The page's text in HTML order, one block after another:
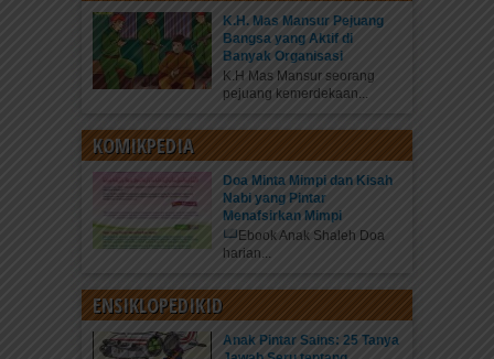
K.H. Mas Mansur Pejuang
Bangsa yang Aktif di
Banyak Organisasi
K.H Mas Mansur seorang
pejuang kemerdekaan...
KOMIKPEDIA
Doa Minta Mimpi dan Kisah
Nabi yang Pintar
Menafsirkan Mimpi
Ebook Anak Shaleh Doa
harian...
ENSIKLOPEDIKID
Anak Pintar Sains: 25 Tanya